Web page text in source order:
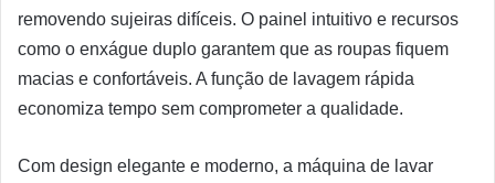
removendo sujeiras difíceis. O painel intuitivo e recursos
como o enxágue duplo garantem que as roupas fiquem
macias e confortáveis. A função de lavagem rápida
economiza tempo sem comprometer a qualidade.
Com design elegante e moderno, a máquina de lavar